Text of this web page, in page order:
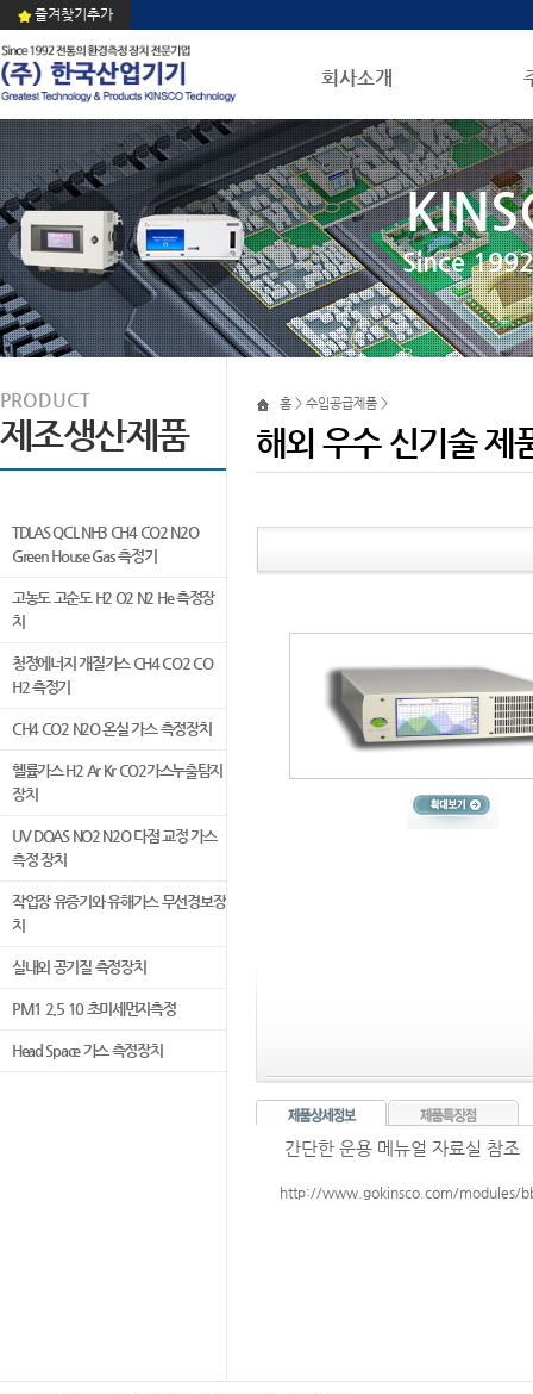
즐겨찾기추가
회사소개
Since
PRODUCT
제조생산제품
TDLAS QCL NH3 CH4 CO2 N2O
Green House Gas 측정기
고농도 고순도 H2 O2 N2 He 측정장
치
청정에너지 개질가스 CH4 CO2 CO
H2 측정기
CH4 CO2 N2O 온실 가스 측정장치
헬륨가스 H2 Ar Kr CO2가스누출탐지
장치
UV DOAS NO2 N2O 다점 교정 가스
측정 장치
작업장 유증기와 유해가스 무선경보장
치
실내외 공기질 측정장치
PM1 2.5 10 초미세먼지측정
Head Space 가스 측정장치
홈 > 수입공급제품 >
해외 우수 신기술 제
간단한 운용 메뉴얼 자료실 참조
http://www.gokinsco.com/modules/